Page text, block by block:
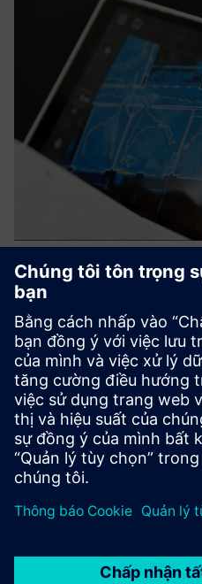
3D inventory
data management
Chúng tôi cung cấp các giải
centimet và ảo hóa các tòa
thuật số cho phép tính chính
chẳng hạn như chụp 3D
thước ...
Tìm hiểu thêm